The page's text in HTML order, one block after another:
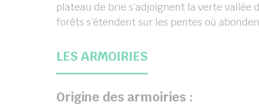
plateau de brie s’adjoignent la verte
forêts s’étendent sur les pentes où
LES ARMOIRIES
Origine des armoiries :